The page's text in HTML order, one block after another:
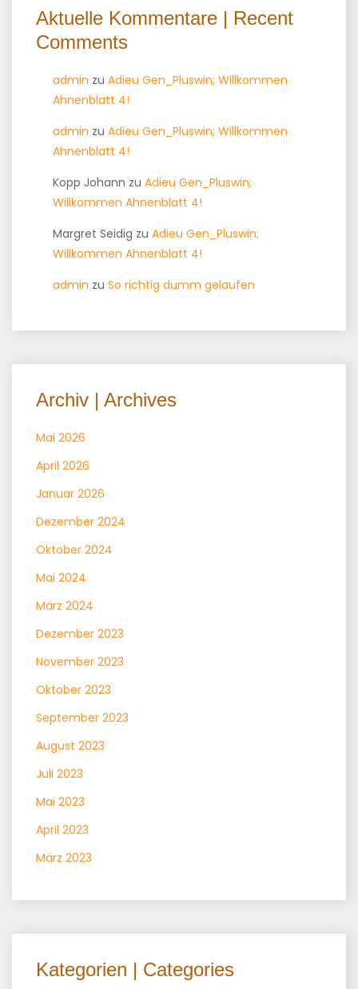
Aktuelle Kommentare | Recent
Comments
admin zu Adieu Gen_Pluswin; Willkommen
Ahnenblatt 4!
admin zu Adieu Gen_Pluswin; Willkommen
Ahnenblatt 4!
Kopp Johann zu Adieu Gen_Pluswin;
Willkommen Ahnenblatt 4!
Margret Seidig zu Adieu Gen_Pluswin;
Willkommen Ahnenblatt 4!
admin zu So richtig dumm gelaufen
Archiv | Archives
Mai 2026
April 2026
Januar 2026
Dezember 2024
Oktober 2024
Mai 2024
März 2024
Dezember 2023
November 2023
Oktober 2023
September 2023
August 2023
Juli 2023
Mai 2023
April 2023
März 2023
Kategorien | Categories